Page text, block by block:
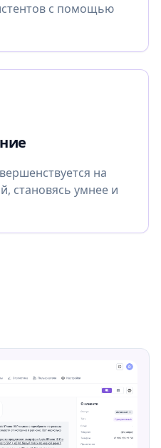
с помощью
на
становясь умнее и